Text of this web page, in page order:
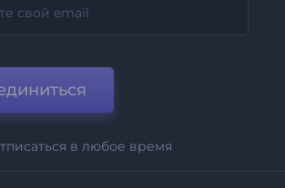
в любое время